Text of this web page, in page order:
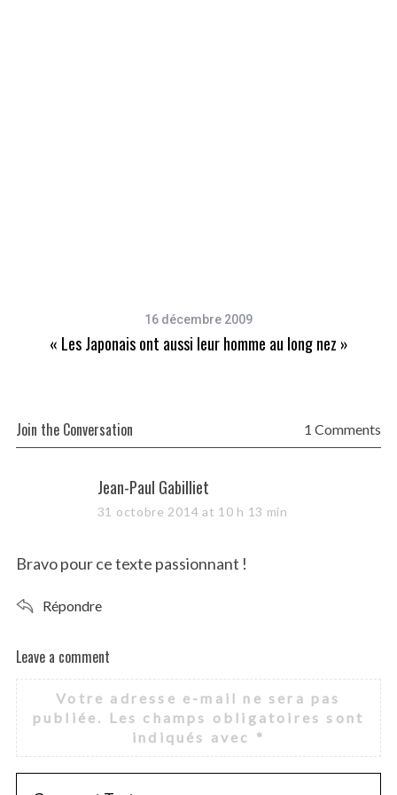
16 décembre 2009
« Les Japonais ont aussi leur homme au long nez »
Join the Conversation 1 Comments
s
a
s
Jean-Paul Gabilliet
31 octobre 2014 at 10 h 13 min
Bravo pour ce texte passionnant !
Répondre
L
e
a
v
e
Leave a comment
Votre adresse e-mail ne sera pas
publiée.
Les champs obligatoires sont
indiqués avec *